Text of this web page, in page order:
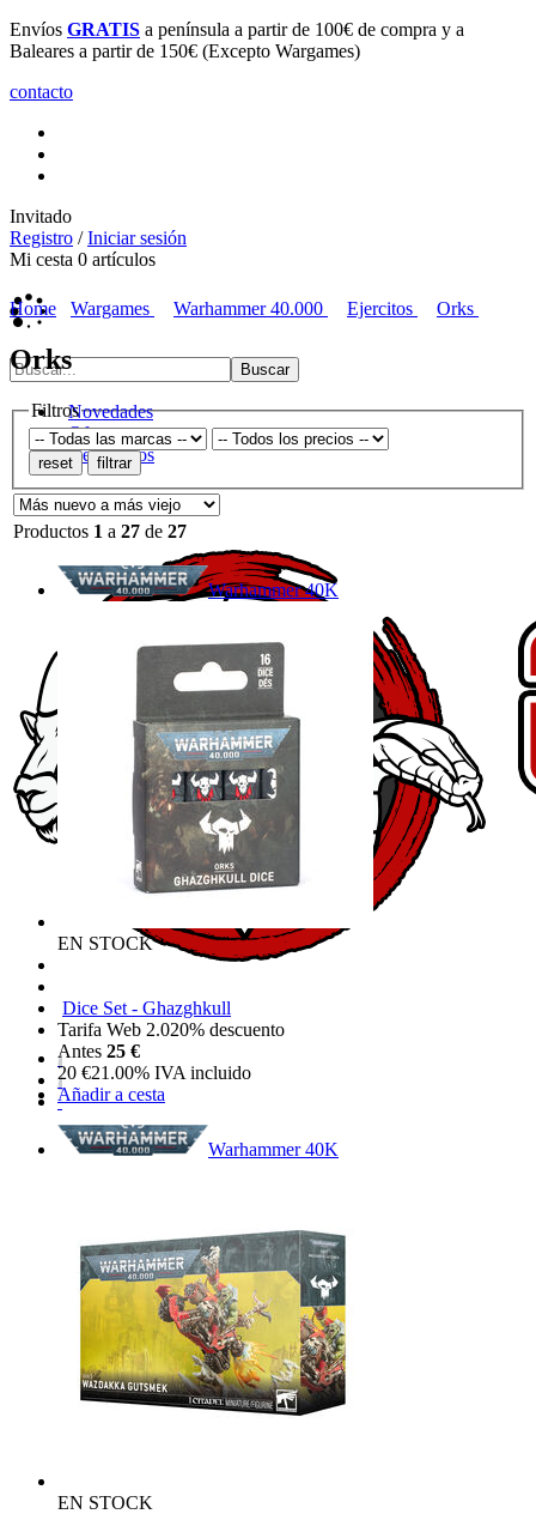
Parking GRATUITOpara clientes, 1 hora para compras superiores
a 60€
contacto
Invitado
Registro /Iniciar sesión
Mi cesta 0 artículos
Novedades
Ofertas
Destacados
Home Wargames Warhammer 40.000 Ejercitos Orks
Orks
Filtros
Productos 1 a 27 de 27
Warhammer 40K
EN STOCK
Dice Set - Ghazghkull
Tarifa Web 2.020% descuento
Antes 25 €
20 €21.00% IVA incluido
Añadir a cesta
Warhammer 40K
EN STOCK